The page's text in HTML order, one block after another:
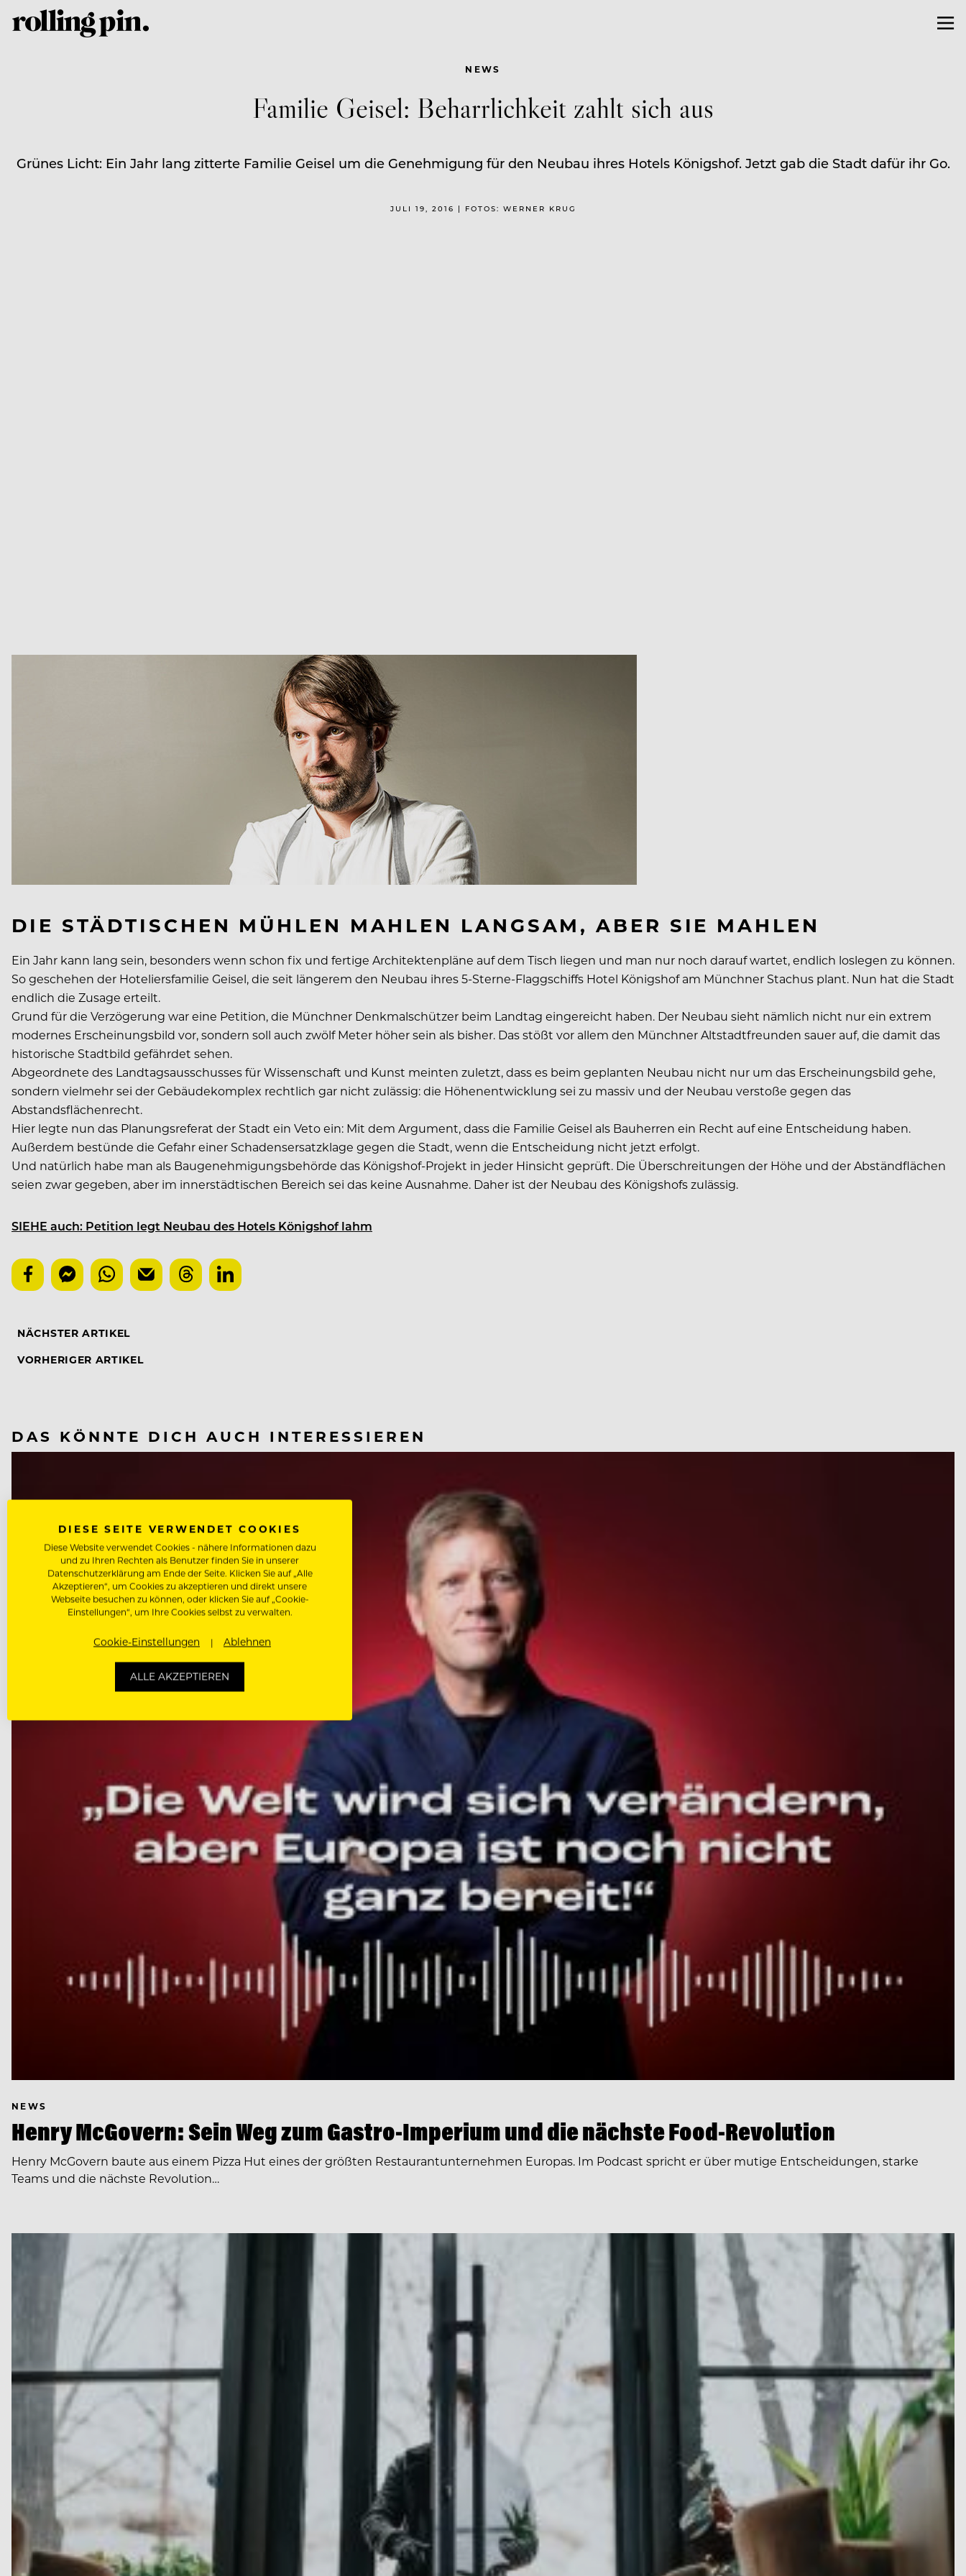
NEWS
Familie Geisel: Beharrlichkeit zahlt sich aus
Grünes Licht: Ein Jahr lang zitterte Familie Geisel um die Genehmigung für den Neubau ihres Hotels Königshof. Jetzt gab die Stadt dafür ihr Go.
JULI 19, 2016 | FOTOS: WERNER KRUG
DIE STÄDTISCHEN MÜHLEN MAHLEN LANGSAM, ABER SIE MAHLEN
Ein Jahr kann lang sein, besonders wenn schon fix und fertige Architektenpläne auf dem Tisch liegen und man nur noch darauf wartet, endlich loslegen zu können.
So geschehen der Hoteliersfamilie Geisel, die seit längerem den Neubau ihres 5-Sterne-Flaggschiffs Hotel Königshof am Münchner Stachus plant. Nun hat die Stadt
endlich die Zusage erteilt.
Grund für die Verzögerung war eine Petition, die Münchner Denkmalschützer beim Landtag eingereicht haben. Der Neubau sieht nämlich nicht nur ein extrem
modernes Erscheinungsbild vor, sondern soll auch zwölf Meter höher sein als bisher. Das stößt vor allem den Münchner Altstadtfreunden sauer auf, die damit das
historische Stadtbild gefährdet sehen.
Abgeordnete des Landtagsausschusses für Wissenschaft und Kunst meinten zuletzt, dass es beim geplanten Neubau nicht nur um das Erscheinungsbild gehe,
sondern vielmehr sei der Gebäudekomplex rechtlich gar nicht zulässig: die Höhenentwicklung sei zu massiv und der Neubau verstoße gegen das
Abstandsflächenrecht.
Hier legte nun das Planungsreferat der Stadt ein Veto ein: Mit dem Argument, dass die Familie Geisel als Bauherren ein Recht auf eine Entscheidung haben.
Außerdem bestünde die Gefahr einer Schadensersatzklage gegen die Stadt, wenn die Entscheidung nicht jetzt erfolgt.
Und natürlich habe man als Baugenehmigungsbehörde das Königshof-Projekt in jeder Hinsicht geprüft. Die Überschreitungen der Höhe und der Abständflächen
seien zwar gegeben, aber im innerstädtischen Bereich sei das keine Ausnahme. Daher ist der Neubau des Königshofs zulässig.
SIEHE auch: Petition legt Neubau des Hotels Königshof lahm
NÄCHSTER ARTIKEL
VORHERIGER ARTIKEL
DAS KÖNNTE DICH AUCH INTERESSIEREN
NEWS
Henry McGovern: Sein Weg zum Gastro-Imperium und die nächste Food-Revolution
Henry McGovern baute aus einem Pizza Hut eines der größten Restaurantunternehmen Europas. Im Podcast spricht er über mutige Entscheidungen, starke
Teams und die nächste Revolution…
DIESE SEITE VERWENDET COOKIES
Diese Website verwendet Cookies - nähere Informationen dazu
und zu Ihren Rechten als Benutzer finden Sie in unserer
Datenschutzerklärung am Ende der Seite. Klicken Sie auf „Alle
Akzeptieren“, um Cookies zu akzeptieren und direkt unsere
Webseite besuchen zu können, oder klicken Sie auf „Cookie-
Einstellungen“, um Ihre Cookies selbst zu verwalten.
Cookie-Einstellungen Ablehnen
ALLE AKZEPTIEREN